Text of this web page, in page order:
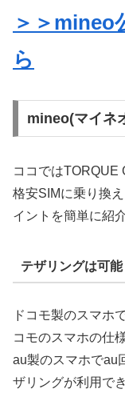
＞＞mineo
ら
mineo(マイネ
ココではTORQUE
格安SIMに乗り換
イントを簡単に紹
テザリングは可能
ドコモ製のスマホ
コモのスマホの仕
au製のスマホでau
ザリングが利用で